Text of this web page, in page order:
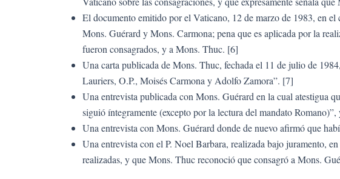
El documento emitido por el Vaticano, 12 de marzo de 1983, en
Mons. Guérard y Mons. Carmona; pena que es aplicada por la
fueron consagrados, y a Mons. Thuc. [6]
Una carta publicada de Mons. Thuc, fechada el 11 de julio de
Lauriers, O.P., Moisés Carmona y Adolfo Zamora”. [7]
Una entrevista publicada con Mons. Guérard en la cual atestigua
siguió íntegramente (excepto por la lectura del mandato
Una entrevista con Mons. Guérard donde de nuevo afirmó que
Una entrevista con el P. Noel Barbara, realizada bajo juramento,
realizadas, y que Mons. Thuc reconoció que consagró a Mons.